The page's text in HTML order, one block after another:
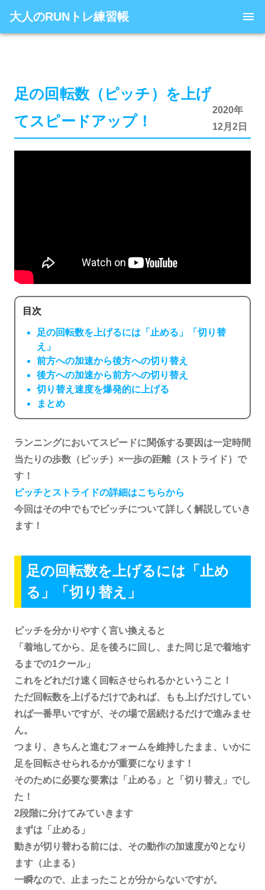
大人のRUNトレ練習帳
足の回転数（ピッチ）を上げ
てスピードアップ！
2020年
12月2日
目次
足の回転数を上げるには「止める」「切り替
え」
前方への加速から後方への切り替え
後方への加速から前方への切り替え
切り替え速度を爆発的に上げる
まとめ
ランニングにおいてスピードに関係する要因は一定時間
当たりの歩数（ピッチ）×一歩の距離（ストライド）で
す！
ピッチとストライドの詳細はこちらから
今回はその中でもでピッチについて詳しく解説していき
ます！
足の回転数を上げるには「止め
る」「切り替え」
ピッチを分かりやすく言い換えると
「着地してから、足を後ろに回し、また同じ足で着地す
るまでの1クール」
これをどれだけ速く回転させられるかということ！
ただ回転数を上げるだけであれば、もも上げだけしてい
れば一番早いですが、その場で居続けるだけで進みませ
ん。
つまり、きちんと進むフォームを維持したまま、いかに
足を回転させられるかが重要になります！
そのために必要な要素は「止める」と「切り替え」でし
た！
2段階に分けてみていきます
まずは「止める」
動きが切り替わる前には、その動作の加速度が0となり
ます（止まる）
一瞬なので、止まったことが分からないですが。